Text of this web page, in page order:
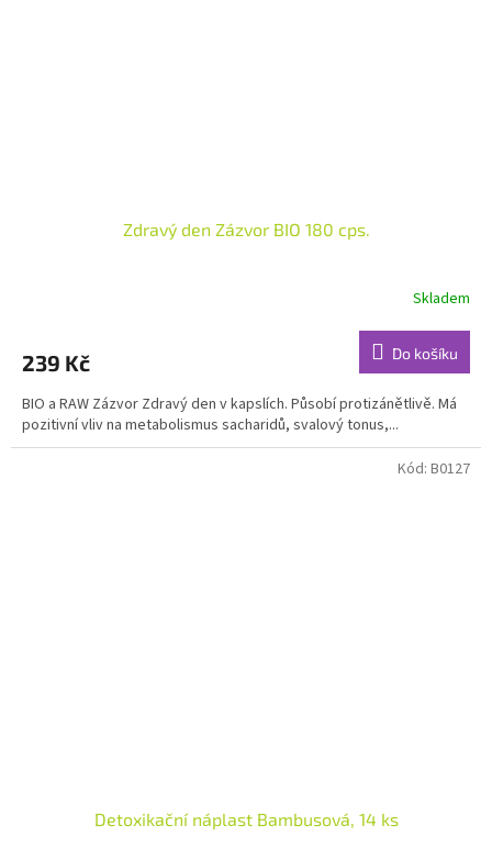
Zdravý den Zázvor BIO 180 cps.
je
z
5
hvězdiček.
Skladem
239 Kč Do košíku
BIO a RAW Zázvor Zdravý den v kapslích. Působí protizánětlivě. Má
pozitivní vliv na metabolismus sacharidů, svalový tonus,...
Detoxikační náplast Bambusová, 14 ks
Kód: B0127